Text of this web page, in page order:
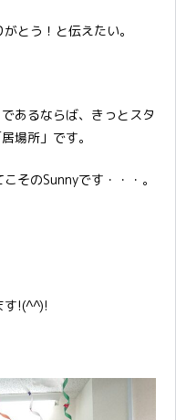
とう！と伝えたい。
あるならば、きっとスタ
場所」です。
そのSunnyです・・・。
す!(^^)!